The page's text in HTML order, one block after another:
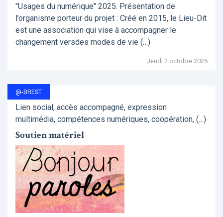
"Usages du numérique" 2025. Présentation de
l’organisme porteur du projet : Créé en 2015, le Lieu-Dit
est une association qui vise à accompagner le
changement versdes modes de vie (…)
Jeudi 2 octobre 2025
@-BREST
Lien social, accès accompagné, expression
multimédia, compétences numériques, coopération, (…)
Soutien matériel